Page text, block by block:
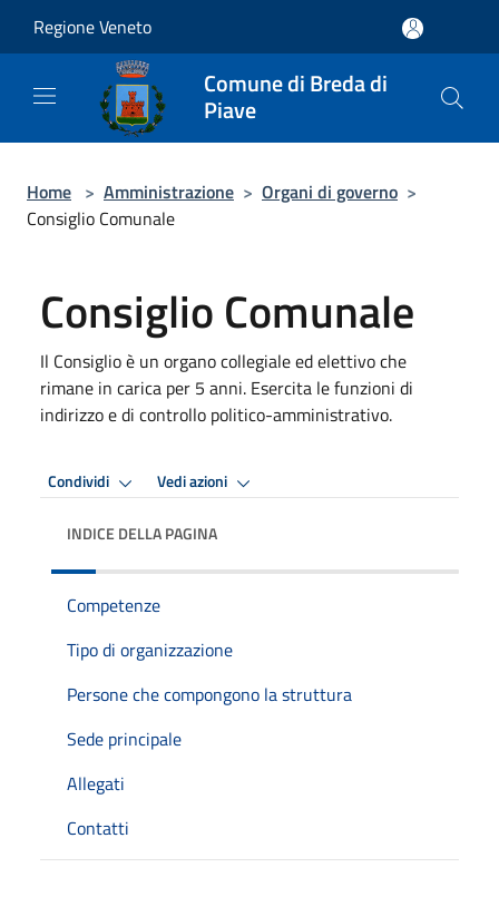
Regione Veneto
Comune di Breda di
Piave
Home > Amministrazione > Organi di governo >
Consiglio Comunale
Consiglio Comunale
Il Consiglio è un organo collegiale ed elettivo che
rimane in carica per 5 anni. Esercita le funzioni di
indirizzo e di controllo politico-amministrativo.
Condividi Vedi azioni
INDICE DELLA PAGINA
Competenze
Tipo di organizzazione
Persone che compongono la struttura
Sede principale
Allegati
Contatti